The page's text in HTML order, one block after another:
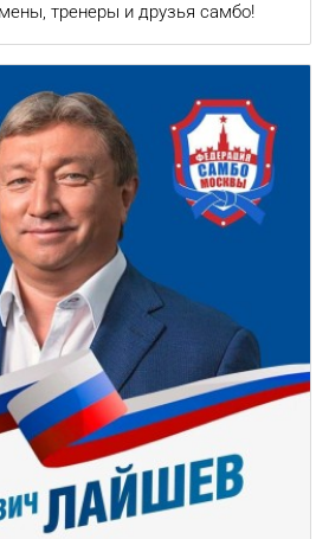
тренеры и друзья самбо!